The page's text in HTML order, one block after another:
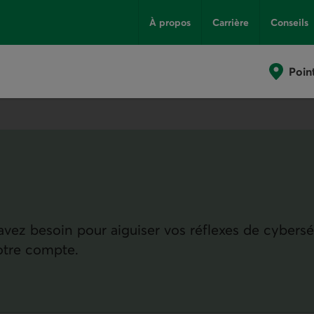
À propos Carrière Conseils
besoin pour aiguiser vos réflexes de
compte.